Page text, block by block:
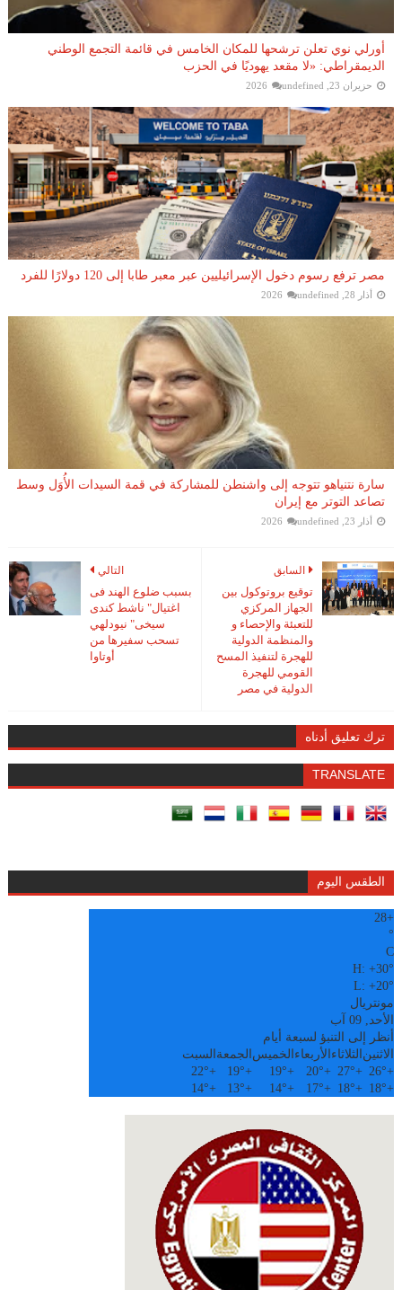
أورلي نوي تعلن ترشحها للمكان الخامس في قائمة التجمع الوطني
الديمقراطي: «لا مقعد يهوديًا في الحزب
حزيران 23, 2026 undefined
مصر ترفع رسوم دخول الإسرائيليين عبر معبر طابا إلى 120 دولارًا للفرد
أذار 28, 2026 undefined
سارة نتنياهو تتوجه إلى واشنطن للمشاركة في قمة السيدات الأُوَل وسط
تصاعد التوتر مع إيران
أذار 23, 2026 undefined
التالي
بسبب ضلوع الهند فى
اغتيال" ناشط كندى
سيخى" نيودلهي
تسحب سفيرها من
أوتاوا
السابق
توقيع بروتوكول بين
الجهاز المركزي
للتعبئة والإحصاء و
والمنظمة الدولية
للهجرة لتنفيذ المسح
القومي للهجرة
الدولية في مصر
ترك تعليق أدناه
TRANSLATE
الطقس اليوم
+
28
°
C
H:+30°
L:+20°
مونتريال
الأحد, 09 آب
أنظر إلى التنبؤ لسبعة أيام
الاثنين الثلاثاء الأربعاء الخميس الجمعة السبت
+
26°
+
27°
+
20°
+
19°
+
19°
+
22°
+
18°
+
18°
+
17°
+
14°
+
13°
+
14°